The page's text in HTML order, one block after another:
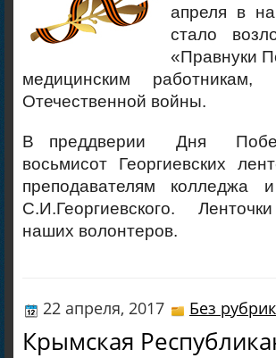
апреля в
стало
«Правнуки
медицинским
Отечественной войны.
В преддверии Дня
восьмисот Георгиевских
преподавателям колледжа
С.И.Георгиевского.
наших волонтеров.
22 апреля, 2017 Без
Крымская